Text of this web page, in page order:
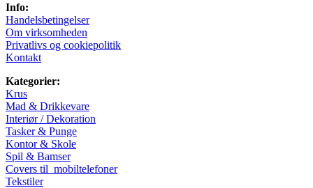
Info:
Handelsbetingelser
Om virksomheden
Privatlivs og cookiepolitik
Kontakt
Kategorier:
Krus
Mad & Drikkevare
Interiør / Dekoration
Tasker & Punge
Kontor & Skole
Spil & Bamser
Covers til mobiltelefoner
Tekstiler